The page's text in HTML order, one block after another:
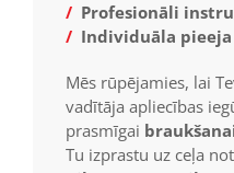
/ Profesionāli
/ Individuāla
Mēs rūpējamies, lai
vadītāja apliecības
prasmīgai
Tu izprastu uz ceļa